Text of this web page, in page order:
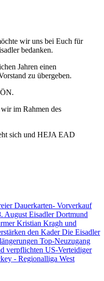
wir uns bei Euch für
bedanken.
Jahren einen
zu übergeben.
im Rahmen des
sich und HEJA EAD
Dauerkarten- Vorverkauf
August Eisadler Dortmund
Kristian Kragh und
den KaderDie Eisadler
Top-Neuzugang
verpflichten US-Verteidiger
- Regionalliga West